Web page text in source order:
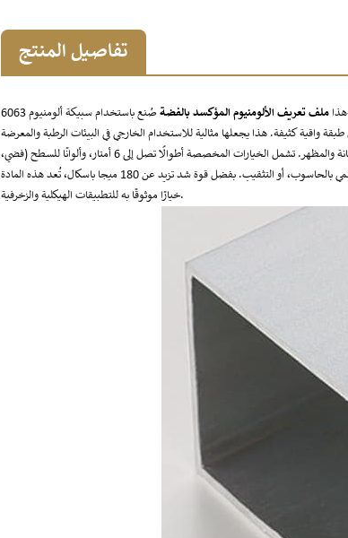
تفاصيل المنتج
هذاملف تعريف الألومنيوم المؤكسد بالفضة
صُنع باستخدام سبيكة ألومنيوم 6063-T5 عالية الجودة، مما يضمن متانة ممتازة، وسهولة في المعالجة، ومقاومة ممتازة للتآكل. سطح
واقية كثيفة. هذا يجعلها مثالية للاستخدام الخارجي في البيئات الرطبة والمعرضة
للأشعة فوق البنفسجية. يتراوح سمك طبقة الأكسدة بين 12 و20 ميكرومترًا، مما يعزز المتانة والمظهر. تشمل الخيارات المخصصة أطوالًا تصل إلى 6 أمتار، وألوانًا للسطح (فضي،
أسود، شامبانيا، رمادي، إلخ)، وتعديلات هيكلية، ومعالجة إضافية مثل التثقيب، أو التحكم الرقمي بالحاسوب، أو التثقيب. بفضل قوة شد تزيد عن 180 ميجا باسكال، تُعد هذه المادة
خيارًا موثوقًا به للتطبيقات الهيكلية والزخرفية.